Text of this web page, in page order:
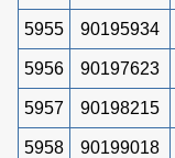
5955 90195934
5956 90197623
5957 90198215
5958 90199018